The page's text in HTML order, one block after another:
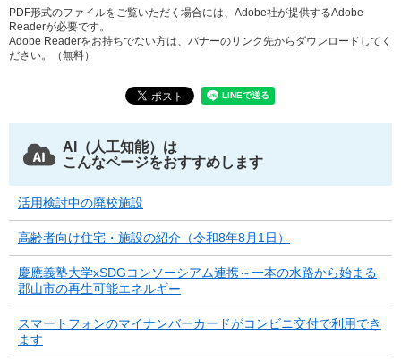
PDF形式のファイルをご覧いただく場合には、Adobe社が提供するAdobe
Readerが必要です。
Adobe Readerをお持ちでない方は、バナーのリンク先からダウンロードしてく
ださい。（無料）
AI（人工知能）は
こんなページをおすすめします
活用検討中の廃校施設
高齢者向け住宅・施設の紹介（令和8年8月1日）
慶應義塾大学xSDGコンソーシアム連携～一本の水路から始まる
郡山市の再生可能エネルギー
スマートフォンのマイナンバーカードがコンビニ交付で利用でき
ます